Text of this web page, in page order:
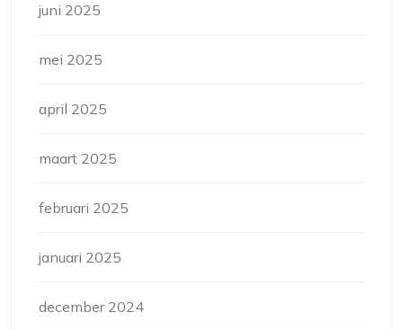
juni 2025
mei 2025
april 2025
maart 2025
februari 2025
januari 2025
december 2024